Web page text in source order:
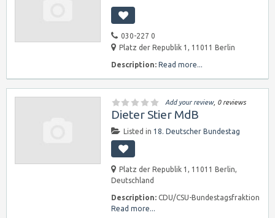
030-227 0
Platz der Republik 1, 11011 Berlin
Description: Read more...
Add your review, 0 reviews
Dieter Stier MdB
Listed in 18. Deutscher Bundestag
Platz der Republik 1, 11011 Berlin,
Deutschland
Description: CDU/CSU-Bundestagsfraktion
Read more...